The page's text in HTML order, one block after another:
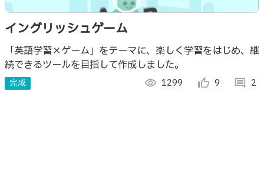
イングリッシュゲーム
「英語学習×ゲーム」をテーマに、楽しく学習をはじめ、継
続できるツールを目指して作成しました。
完成 visibility 1299 thumb_up_alt 9 comment 2